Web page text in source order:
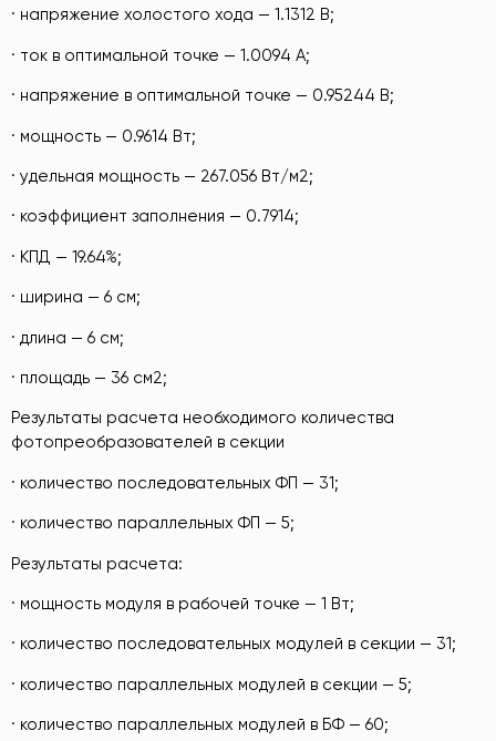
· напряжение холостого хода — 1.1312 В;
· ток в оптимальной точке — 1.0094 А;
· напряжение в оптимальной точке — 0.95244 В;
· мощность — 0.9614 Вт;
· удельная мощность — 267.056 Вт/м2;
· коэффициент заполнения — 0.7914;
· КПД — 19.64%;
· ширина — 6 см;
· длина — 6 см;
· площадь — 36 см2;
Результаты расчета необходимого количества
фотопреобразователей в секции
· количество последовательных ФП — 31;
· количество параллельных ФП — 5;
Результаты расчета:
· мощность модуля в рабочей точке — 1 Вт;
· количество последовательных модулей в секции — 31;
· количество параллельных модулей в секции — 5;
· количество параллельных модулей в БФ — 60;